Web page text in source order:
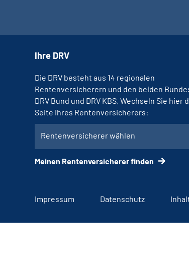
Ihre DRV
Die DRV besteht aus 14 regionalen
Rentenversicherern und den beiden
DRV Bund und DRV KBS. Wechseln Sie hier
Seite Ihres Rentenversicherers:
Rentenversicherer wählen
Meinen Rentenversicherer finden
Impressum Datenschutz